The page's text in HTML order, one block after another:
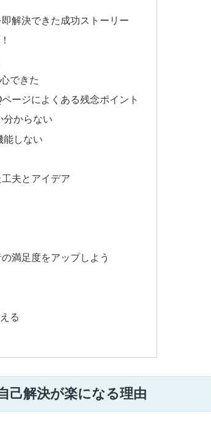
解決できた成功ストーリー
できた
ージによくある残念ポイント
分からない
能しない
夫とアイデア
満足度をアップしよう
る
己解決が楽になる理由